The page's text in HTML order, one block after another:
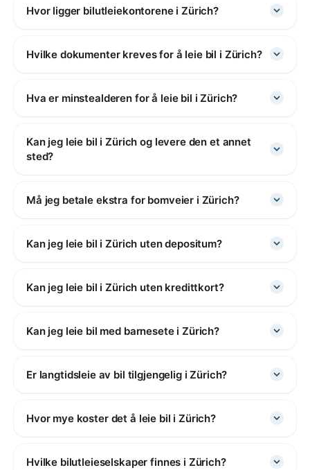
Hvor ligger bilutleiekontorene i Zürich?
Hvilke dokumenter kreves for å leie bil i Zürich?
Hva er minstealderen for å leie bil i Zürich?
Kan jeg leie bil i Zürich og levere den et annet
sted?
Må jeg betale ekstra for bomveier i Zürich?
Kan jeg leie bil i Zürich uten depositum?
Kan jeg leie bil i Zürich uten kredittkort?
Kan jeg leie bil med barnesete i Zürich?
Er langtidsleie av bil tilgjengelig i Zürich?
Hvor mye koster det å leie bil i Zürich?
Hvilke bilutleieselskaper finnes i Zürich?